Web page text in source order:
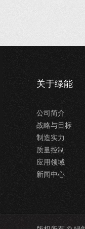
关于绿能
公司简介
战略与目标
制造实力
质量控制
应用领域
新闻中心